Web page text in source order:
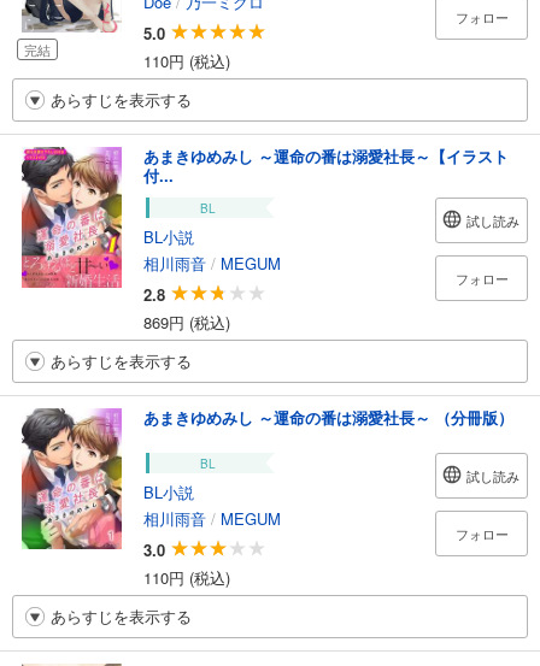
完結
5.0
110円 (税込)
フォロー
あらすじを表示する
あまきゆめみし ～運命の番は溺愛社長～【イラスト
付...
BL
BL小説
相川雨音 / MEGUM
2.8
869円 (税込)
試し読み
フォロー
あらすじを表示する
あまきゆめみし ～運命の番は溺愛社長～ （分冊版）
BL
BL小説
相川雨音 / MEGUM
3.0
110円 (税込)
試し読み
フォロー
あらすじを表示する